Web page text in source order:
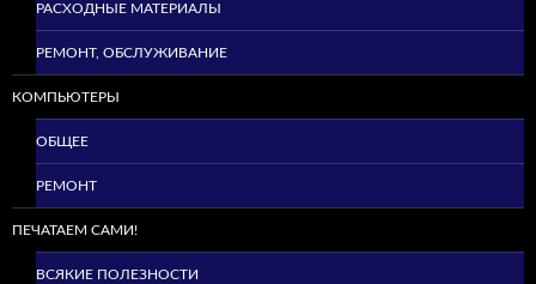
РАСХОДНЫЕ МАТЕРИАЛЫ
РЕМОНТ, ОБСЛУЖИВАНИЕ
КОМПЬЮТЕРЫ
ОБЩЕЕ
РЕМОНТ
ПЕЧАТАЕМ САМИ!
ВСЯКИЕ ПОЛЕЗНОСТИ